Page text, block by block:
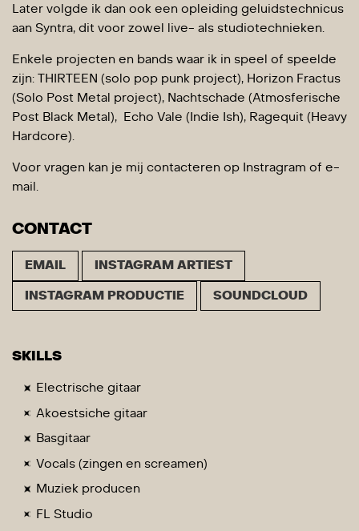
Later volgde ik dan ook een opleiding geluidstechnicus
aan Syntra, dit voor zowel live- als studiotechnieken.
Enkele projecten en bands waar ik in speel of speelde
zijn: THIRTEEN (solo pop punk project), Horizon Fractus
(Solo Post Metal project), Nachtschade (Atmosferische
Post Black Metal), Echo Vale (Indie Ish), Ragequit (Heavy
Hardcore).
Voor vragen kan je mij contacteren op Instragram of e-
mail.
CONTACT
EMAIL
INSTAGRAM ARTIEST
INSTAGRAM PRODUCTIE
SOUNDCLOUD
SKILLS
Electrische gitaar
Akoestsiche gitaar
Basgitaar
Vocals (zingen en screamen)
Muziek producen
FL Studio